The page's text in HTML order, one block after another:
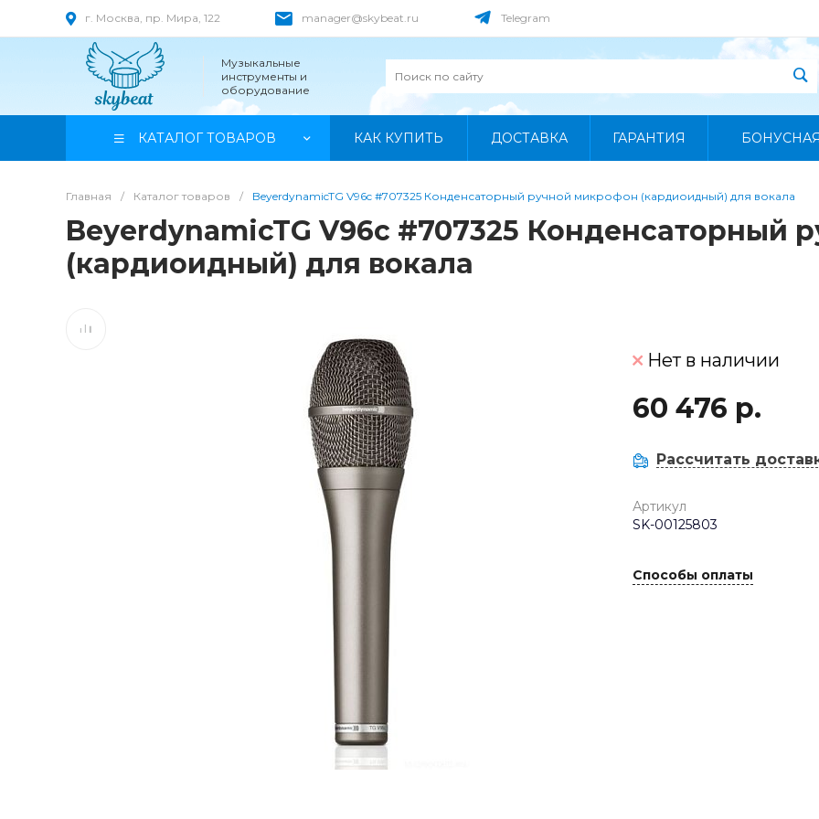
г. Москва, пр. Мира, 122 manager@skybeat.ru Telegram
Музыкальные
инструменты и
оборудование
КАТАЛОГ ТОВАРОВ КАК КУПИТЬ ДОСТАВКА ГАРАНТИЯ
Главная / Каталог товаров / BeyerdynamicTG V96c #707325 Конденсаторный ручной микрофон (кардиоидный) для вокала
BeyerdynamicTG V96c #707325 Конденсаторный
(кардиоидный) для вокала
Нет в наличии
60 476 р.
Рассчитать
Артикул
SK-00125803
Способы оплаты